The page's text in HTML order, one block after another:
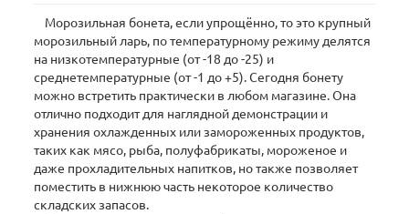
Морозильная бонета, если упрощённо, то это крупный
морозильный ларь, по температурному режиму делятся
на низкотемпературные (от -18 до -25) и
среднетемпературные (от -1 до +5). Сегодня бонету
можно встретить практически в любом магазине. Она
отлично подходит для наглядной демонстрации и
хранения охлажденных или замороженных продуктов,
таких как мясо, рыба, полуфабрикаты, мороженое и
даже прохладительных напитков, но также позволяет
поместить в нижнюю часть некоторое количество
складских запасов.